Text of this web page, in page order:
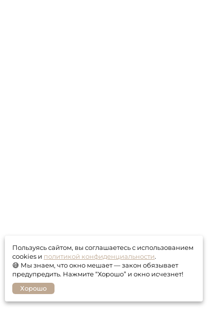
Пользуясь сайтом, вы соглашаетесь с использованием
cookies и политикой конфиденциальности.
😅 Мы знаем, что окно мешает — закон обязывает
предупредить. Нажмите “Хорошо” и окно исчезнет!
Хорошо